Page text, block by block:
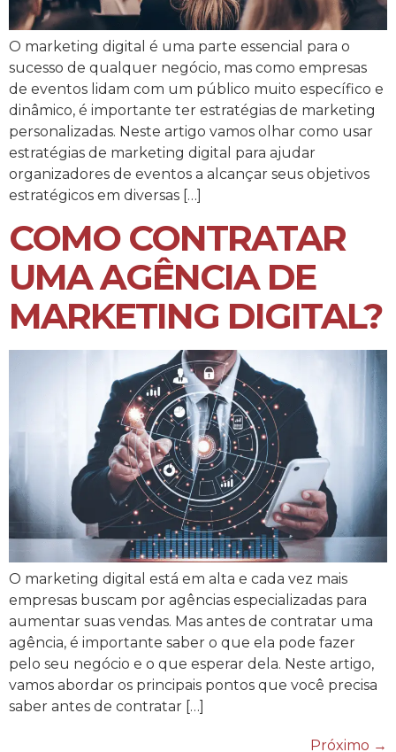
O marketing digital é uma parte essencial para o
sucesso de qualquer negócio, mas como empresas
de eventos lidam com um público muito específico e
dinâmico, é importante ter estratégias de marketing
personalizadas. Neste artigo vamos olhar como usar
estratégias de marketing digital para ajudar
organizadores de eventos a alcançar seus objetivos
estratégicos em diversas […]
COMO CONTRATAR
UMA AGÊNCIA DE
MARKETING DIGITAL?
O marketing digital está em alta e cada vez mais
empresas buscam por agências especializadas para
aumentar suas vendas. Mas antes de contratar uma
agência, é importante saber o que ela pode fazer
pelo seu negócio e o que esperar dela. Neste artigo,
vamos abordar os principais pontos que você precisa
saber antes de contratar […]
Próximo →